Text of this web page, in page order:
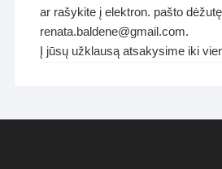
ar rašykite į elektron. pašto
renata.baldene@gmail.com.
Į jūsų užklausą atsakysime iki